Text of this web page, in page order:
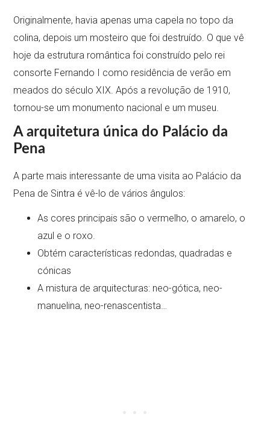
Originalmente, havia apenas uma capela no topo da
colina, depois um mosteiro que foi destruído. O que vê
hoje da estrutura romântica foi construído pelo rei
consorte Fernando I como residência de verão em
meados do século XIX. Após a revolução de 1910,
tornou-se um monumento nacional e um museu.
A arquitetura única do Palácio da
Pena
A parte mais interessante de uma visita ao Palácio da
Pena de Sintra é vê-lo de vários ângulos:
As cores principais são o vermelho, o amarelo, o
azul e o roxo.
Obtém características redondas, quadradas e
cónicas
A mistura de arquitecturas: neo-gótica, neo-
manuelina, neo-renascentista…